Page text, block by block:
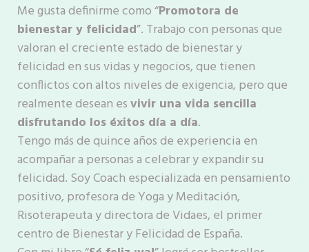
Me gusta definirme como “Promotora de
bienestar y felicidad”. Trabajo con personas que
valoran el creciente estado de bienestar y
felicidad en sus vidas y negocios, que tienen
conflictos con altos niveles de exigencia, pero que
realmente desean esvivir una vida sencilla
disfrutando los éxitos día a día.
Tengo más de quince años de experiencia en
acompañar a personas a celebrar y expandir su
felicidad. Soy Coach especializada en pensamiento
positivo, profesora de Yoga y Meditación,
Risoterapeuta y directora de Vidaes, el primer
centro de Bienestar y Felicidad de España.